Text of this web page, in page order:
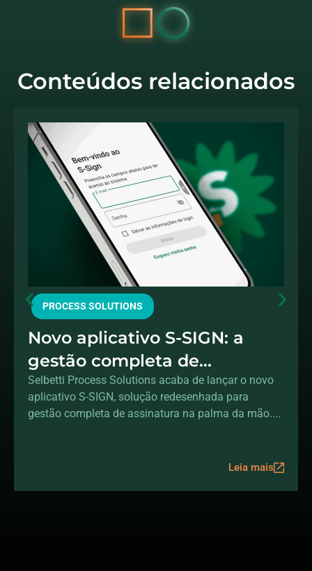
Conteúdos relacionados
PROCESS SOLUTIONS
Novo aplicativo S-SIGN: a
gestão completa de
assinaturas na sua mão
Selbetti Process Solutions acaba de lançar o novo
aplicativo S-SIGN, solução redesenhada para
gestão completa de assinatura na palma da mão....
Leia mais